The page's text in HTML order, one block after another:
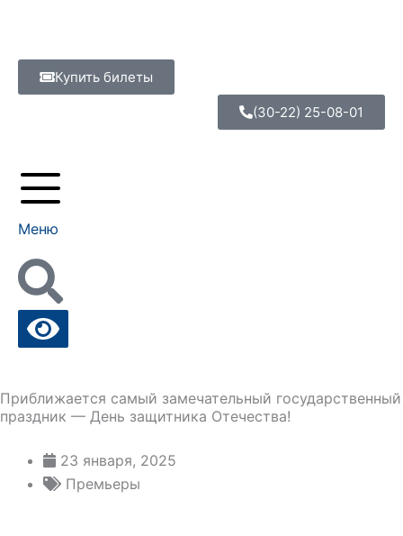
содержимому
Купить билеты
(30-22) 25-08-01
Меню
Приближается самый замечательный государственный
праздник — День защитника Отечества!
23 января, 2025
Премьеры